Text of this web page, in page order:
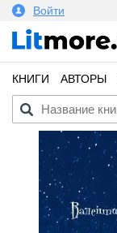
Войти
КНИГИ АВТОРЫ